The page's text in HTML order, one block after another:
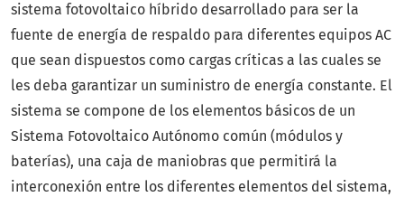
sistema fotovoltaico híbrido desarrollado para ser la
fuente de energía de respaldo para diferentes equipos AC
que sean dispuestos como cargas críticas a las cuales se
les deba garantizar un suministro de energía constante. El
sistema se compone de los elementos básicos de un
Sistema Fotovoltaico Autónomo común (módulos y
baterías), una caja de maniobras que permitirá la
interconexión entre los diferentes elementos del sistema,